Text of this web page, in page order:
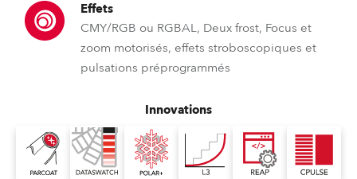
Effets
CMY/RGB ou RGBAL, Deux frost, Focus et
zoom motorisés, effets stroboscopiques et
pulsations préprogrammés
Innovations